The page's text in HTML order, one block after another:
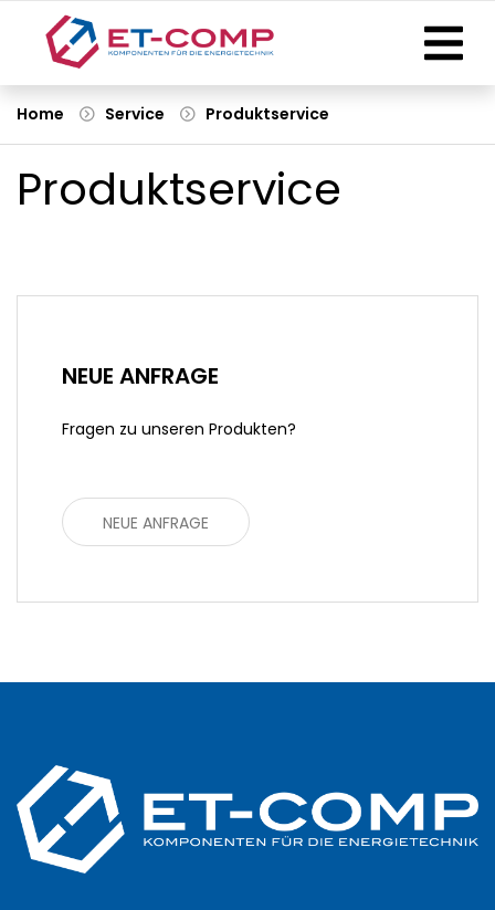
Home Service Produktservice
Produktservice
NEUE ANFRAGE
Fragen zu unseren Produkten?
NEUE ANFRAGE